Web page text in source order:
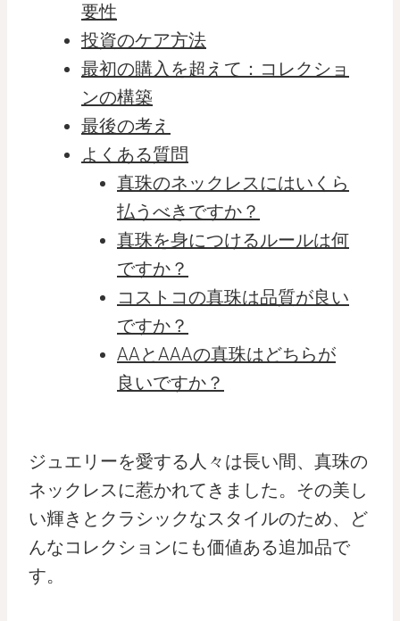
要性
投資のケア方法
最初の購入を超えて：コレクショ
ンの構築
最後の考え
よくある質問
真珠のネックレスにはいくら
払うべきですか？
真珠を身につけるルールは何
ですか？
コストコの真珠は品質が良い
ですか？
AAとAAAの真珠はどちらが
良いですか？
ジュエリーを愛する人々は長い間、真珠の
ネックレスに惹かれてきました。その美し
い輝きとクラシックなスタイルのため、ど
んなコレクションにも価値ある追加品で
す。